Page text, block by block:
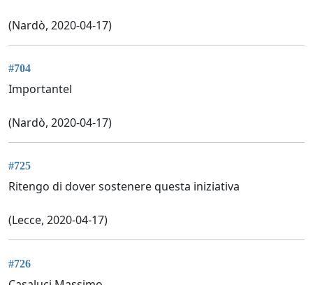
(Nardò, 2020-04-17)
#704
Importantel
(Nardò, 2020-04-17)
#725
Ritengo di dover sostenere questa iniziativa
(Lecce, 2020-04-17)
#726